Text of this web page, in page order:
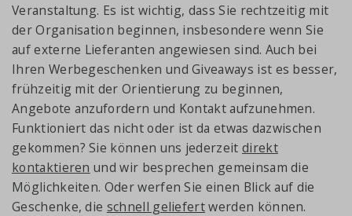
Veranstaltung. Es ist wichtig, dass Sie rechtzeitig mit
der Organisation beginnen, insbesondere wenn Sie
auf externe Lieferanten angewiesen sind. Auch bei
Ihren Werbegeschenken und Giveaways ist es besser,
frühzeitig mit der Orientierung zu beginnen,
Angebote anzufordern und Kontakt aufzunehmen.
Funktioniert das nicht oder ist da etwas dazwischen
gekommen? Sie können uns jederzeit direkt
kontaktieren und wir besprechen gemeinsam die
Möglichkeiten. Oder werfen Sie einen Blick auf die
Geschenke, die schnell geliefertwerden können.